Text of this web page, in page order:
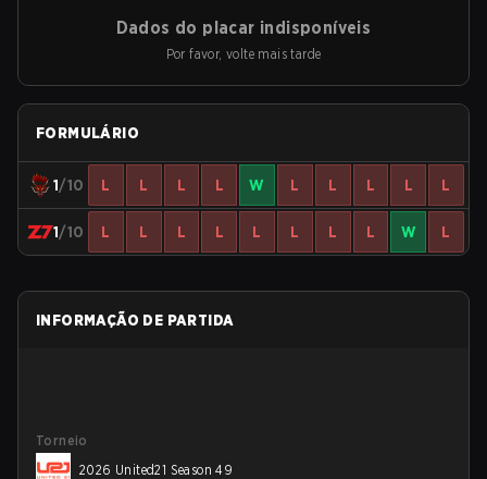
Dados do placar indisponíveis
Por favor, volte mais tarde
FORMULÁRIO
1/10 L L L L W L L L L L
1/10 L L L L L L L L W L
INFORMAÇÃO DE PARTIDA
Torneio
2026 United21 Season 49